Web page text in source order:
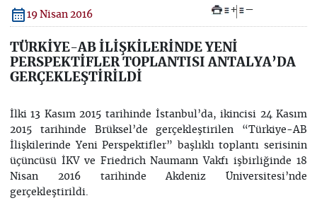
19 Nisan 2016 + –
TÜRKİYE-AB İLİŞKİLERİNDE YENİ
PERSPEKTİFLER TOPLANTISI ANTALYA’DA
GERÇEKLEŞTİRİLDİ
İlki 13 Kasım 2015 tarihinde İstanbul’da, ikincisi 24 Kasım
2015 tarihinde Brüksel’de gerçekleştirilen “Türkiye-AB
İlişkilerinde Yeni Perspektifler” başlıklı toplantı serisinin
üçüncüsü İKV ve Friedrich Naumann Vakfı işbirliğinde 18
Nisan 2016 tarihinde Akdeniz Üniversitesi’nde
gerçekleştirildi.